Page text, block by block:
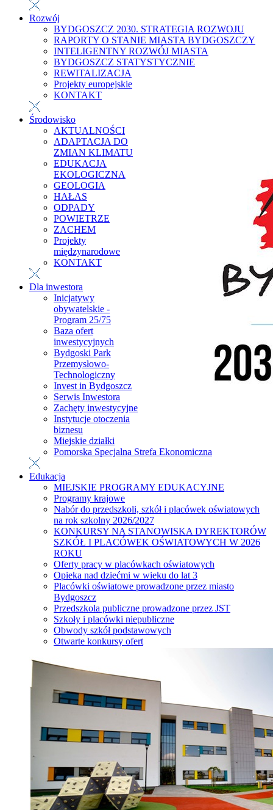
Rozwój
BYDGOSZCZ 2030. STRATEGIA ROZWOJU
RAPORTY O STANIE MIASTA BYDGOSZCZY
INTELIGENTNY ROZWÓJ MIASTA
BYDGOSZCZ STATYSTYCZNIE
REWITALIZACJA
Projekty europejskie
KONTAKT
Środowisko
AKTUALNOŚCI
ADAPTACJA DO
ZMIAN KLIMATU
EDUKACJA
EKOLOGICZNA
GEOLOGIA
HAŁAS
ODPADY
POWIETRZE
ZACHEM
Projekty
międzynarodowe
KONTAKT
Dla inwestora
Inicjatywy
obywatelskie -
Program 25/75
Baza ofert
inwestycyjnych
Bydgoski Park
Przemysłowo-
Technologiczny
Invest in Bydgoszcz
Serwis Inwestora
Zachęty inwestycyjne
Instytucje otoczenia
biznesu
Miejskie działki
Pomorska Specjalna Strefa Ekonomiczna
Edukacja
MIEJSKIE PROGRAMY EDUKACYJNE
Programy krajowe
Nabór do przedszkoli, szkół i placówek oświatowych
na rok szkolny 2026/2027
KONKURSY NA STANOWISKA DYREKTORÓW
SZKÓŁ I PLACÓWEK OŚWIATOWYCH W 2026
ROKU
Oferty pracy w placówkach oświatowych
Opieka nad dziećmi w wieku do lat 3
Placówki oświatowe prowadzone przez miasto
Bydgoszcz
Przedszkola publiczne prowadzone przez JST
Szkoły i placówki niepubliczne
Obwody szkół podstawowych
Otwarte konkursy ofert